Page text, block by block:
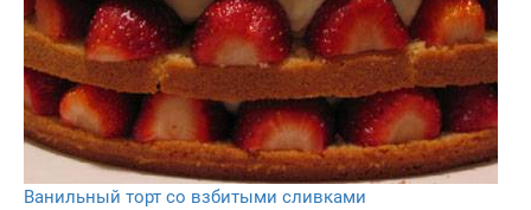
Ванильный торт со взбитыми сливками